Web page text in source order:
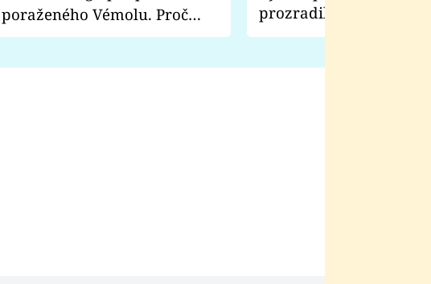
poraženého Vémolu. Proč
chce raději zápasit s ním než
prozradila, co ji
natáčení Euforie.